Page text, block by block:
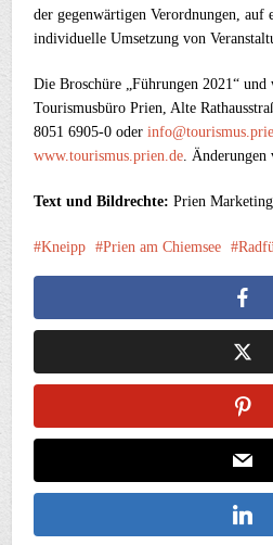
der gegenwärtigen Verordnungen, auf
individuelle Umsetzung von
Die Broschüre „Führungen 2021“
Tourismusbüro Prien, Alte
8051 6905-0 oder
www.tourismus.prien.de .
Text und Bildrechte:Prien
Kneipp Prien am Chiemsee